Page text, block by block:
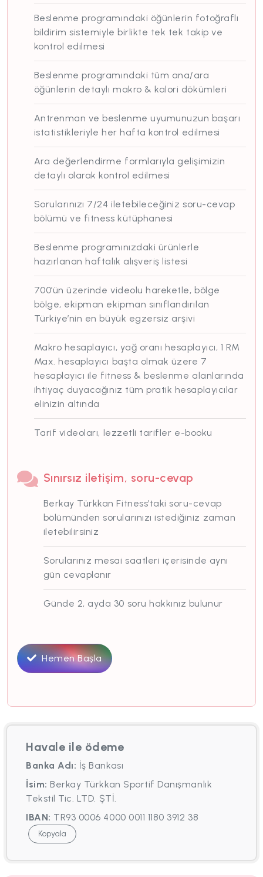
Beslenme programındaki öğünlerin fotoğraflı
bildirim sistemiyle birlikte tek tek takip ve
kontrol edilmesi
Beslenme programındaki tüm ana/ara
öğünlerin detaylı makro & kalori dökümleri
Antrenman ve beslenme uyumunuzun başarı
istatistikleriyle her hafta kontrol edilmesi
Ara değerlendirme formlarıyla gelişimizin
detaylı olarak kontrol edilmesi
Sorularınızı 7/24 iletebileceğiniz soru-cevap
bölümü ve fitness kütüphanesi
Beslenme programınızdaki ürünlerle
hazırlanan haftalık alışveriş listesi
700’ün üzerinde videolu hareketle, bölge
bölge, ekipman ekipman sınıflandırılan
Türkiye’nin en büyük egzersiz arşivi
Makro hesaplayıcı, yağ oranı hesaplayıcı, 1 RM
Max. hesaplayıcı başta olmak üzere 7
hesaplayıcı ile fitness & beslenme alanlarında
ihtiyaç duyacağınız tüm pratik hesaplayıcılar
elinizin altında
Tarif videoları, lezzetli tarifler e-booku
Sınırsız iletişim, soru-cevap
Berkay Türkkan Fitness’taki soru-cevap
bölümünden sorularınızı istediğiniz zaman
iletebilirsiniz
Sorularınız mesai saatleri içerisinde aynı
gün cevaplanır
Günde 2, ayda 30 soru hakkınız bulunur
Hemen Başla
Havale ile ödeme
Banka Adı: İş Bankası
İsim: Berkay Türkkan Sportif Danışmanlık
Tekstil Tic. LTD. ŞTİ.
IBAN: TR93 0006 4000 0011 1180 3912 38
Kopyala